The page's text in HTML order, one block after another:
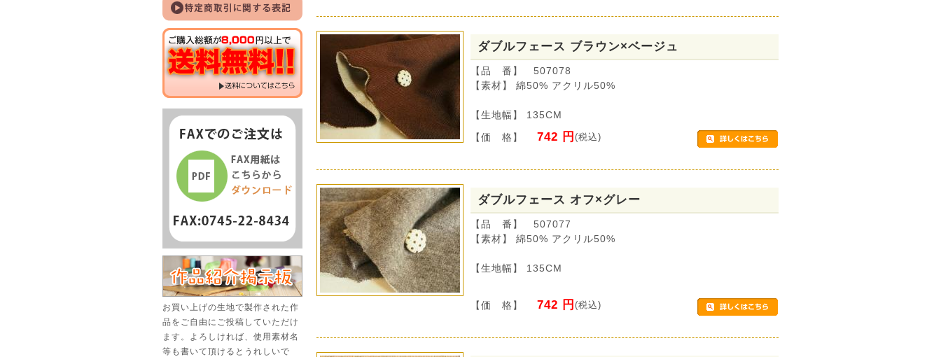
お買い上げの生地で製作された作
品をご自由にご投稿していただけ
ます。よろしければ、使用素材名
等も書いて頂けるとうれしいで
ダブルフェース ブラウン×ベージュ
【品 番】 507078
【素材】 綿50% アクリル50%
【生地幅】 135CM
【価 格】 742 円(税込)
ダブルフェース オフ×グレー
【品 番】 507077
【素材】 綿50% アクリル50%
【生地幅】 135CM
【価 格】 742 円(税込)